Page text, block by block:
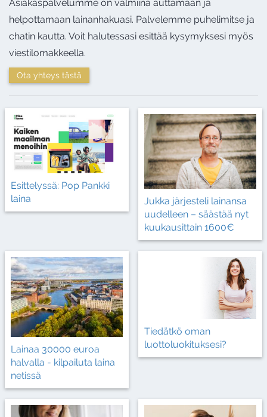
Asiakaspalvelumme on valmiina auttamaan ja
helpottamaan lainanhakuasi. Palvelemme puhelimitse ja
chatin kautta. Voit halutessasi esittää kysymyksesi myös
viestilomakkeella.
Ota yhteys tästä
Esittelyssä: Pop Pankki
laina
Jukka järjesteli lainansa
uudelleen – säästää nyt
kuukausittain 1600€
Lainaa 30000 euroa
halvalla - kilpailuta laina
netissä
Tiedätkö oman
luottoluokituksesi?